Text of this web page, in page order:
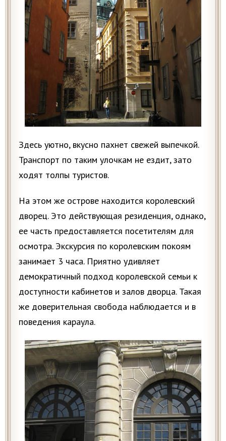
Здесь уютно, вкусно пахнет свежей выпечкой.
Транспорт по таким улочкам не ездит, зато
ходят толпы туристов.
На этом же острове находится королевский
дворец. Это действующая резиденция, однако,
ее часть предоставляется посетителям для
осмотра. Экскурсия по королевским покоям
занимает 3 часа. Приятно удивляет
демократичный подход королевской семьи к
доступности кабинетов и залов дворца. Такая
же доверительная свобода наблюдается и в
поведения караула.